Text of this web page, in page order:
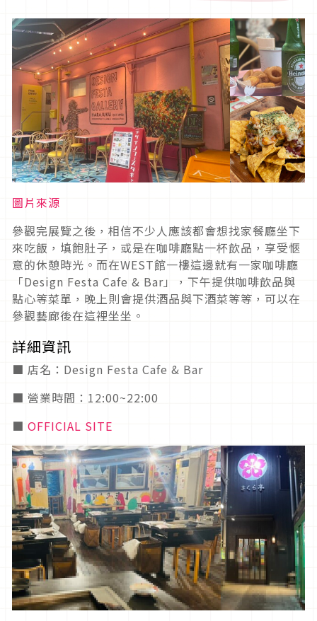
圖片來源
參觀完展覽之後，相信不少人應該都會想找家餐廳坐下
來吃飯，填飽肚子，或是在咖啡廳點一杯飲品，享受愜
意的休憩時光。而在WEST館一樓這邊就有一家咖啡廳
「Design Festa Cafe & Bar」，下午提供咖啡飲品與
點心等菜單，晚上則會提供酒品與下酒菜等等，可以在
參觀藝廊後在這裡坐坐。
詳細資訊
■ 店名：Design Festa Cafe & Bar
■ 營業時間：12:00~22:00
■ OFFICIAL SITE